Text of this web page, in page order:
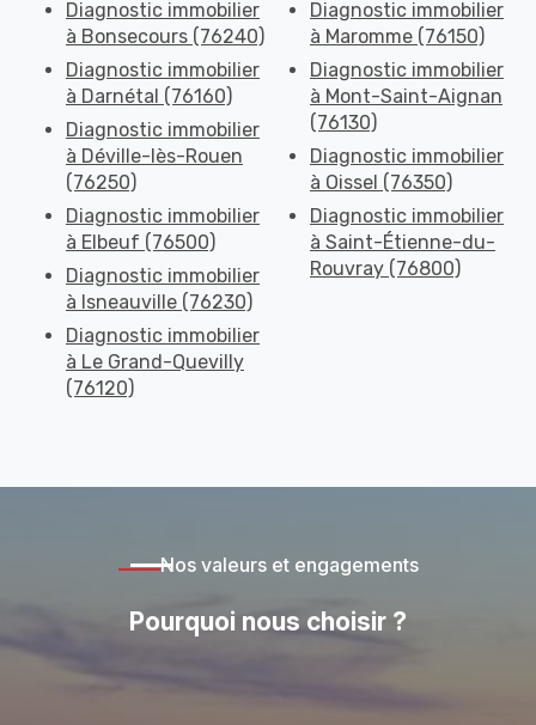
Diagnostic immobilier
à Bonsecours (76240)
Diagnostic immobilier
à Darnétal (76160)
Diagnostic immobilier
à Déville-lès-Rouen
(76250)
Diagnostic immobilier
à Elbeuf (76500)
Diagnostic immobilier
à Isneauville (76230)
Diagnostic immobilier
à Le Grand-Quevilly
(76120)
Diagnostic immobilier
à Maromme (76150)
Diagnostic immobilier
à Mont-Saint-Aignan
(76130)
Diagnostic immobilier
à Oissel (76350)
Diagnostic immobilier
à Saint-Étienne-du-
Rouvray (76800)
Nos valeurs et engagements
Pourquoi nous choisir ?